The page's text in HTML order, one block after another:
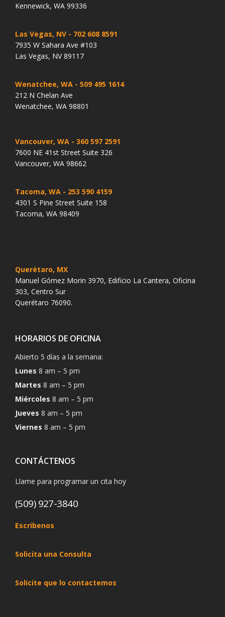
Kennewick, WA 99336
Las Vegas, NV - 702 608 8591
7935 W Sahara Ave #103
Las Vegas, NV 89117
Wenatchee, WA - 509 495 1614
212 N Chelan Ave
Wenatchee, WA 98801
Vancouver, WA - 360 597 2591
7600 NE 41st Street Suite 326
Vancouver, WA 98662
Tacoma, WA - 253 590 4159
4301 S Pine Street Suite 158
Tacoma, WA 98409
Querétaro, MX
Manuel Gómez Morin 3970, Edificio La Cantera, Oficina
303, Centro Sur
Querétaro 76090.
HORARIOS DE OFICINA
Abierto 5 días a la semana:
Lunes 8 am – 5 pm
Martes 8 am – 5 pm
Miércoles 8 am – 5 pm
Jueves 8 am – 5 pm
Viernes 8 am – 5 pm
CONTÁCTENOS
Llame para programar un cita hoy
(509) 927-3840
Escribenos
Solicita una Consulta
Solicite que lo contactemos